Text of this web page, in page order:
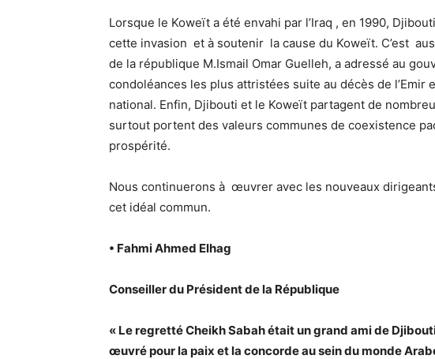
Lorsque le Koweït a été envahi par l’Iraq , en 1990,
cette invasion et à soutenir la cause du Koweït. C’est
de la république M.Ismail Omar Guelleh, a adressé au
condoléances les plus attristées suite au décès de l’Emir
national. Enfin, Djibouti et le Koweït partagent de
surtout portent des valeurs communes de coexistence
prospérité.
Nous continuerons à œuvrer avec les nouveaux
cet idéal commun.
• Fahmi Ahmed Elhag
Conseiller du Président de la République
« Le regretté Cheikh Sabah était un grand ami de
œuvré pour la paix et la concorde au sein du monde